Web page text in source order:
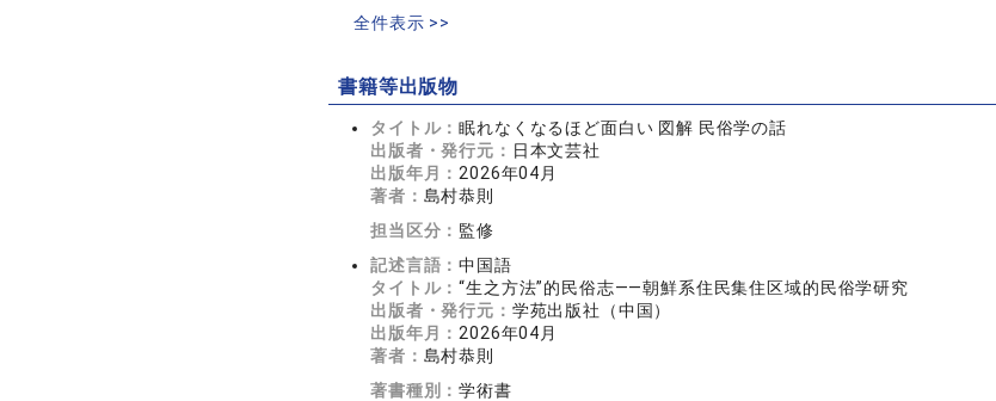
全件表示 >>
書籍等出版物
タイトル：眠れなくなるほど面白い 図解 民俗学の話
出版者・発行元： 日本文芸社
出版年月： 2026年04月
著者： 島村恭則
担当区分： 監修
記述言語：中国語
タイトル：“生之方法”的民俗志――朝鮮系住民集住区域的民俗学研究
出版者・発行元： 学苑出版社（中国）
出版年月： 2026年04月
著者： 島村恭則
著書種別：学術書